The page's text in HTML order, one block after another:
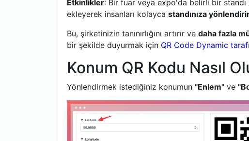
Etkinlikler: Bir fuar veya expo'da belirli bir
ekleyerek insanları kolayca standınıza
Bu, şirketinizin tanınırlığını artırır ve daha fazla
bir şekilde duyurmak için QR Code Dynamic
Konum QR Kodu Nasıl
Yönlendirmek istediğiniz konumun "Enlem" ve